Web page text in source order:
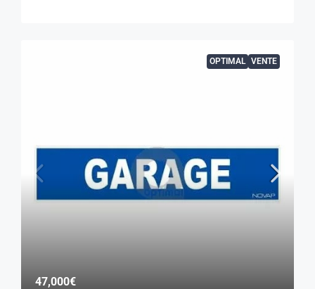
OPTIMAL VENTE
47,000€